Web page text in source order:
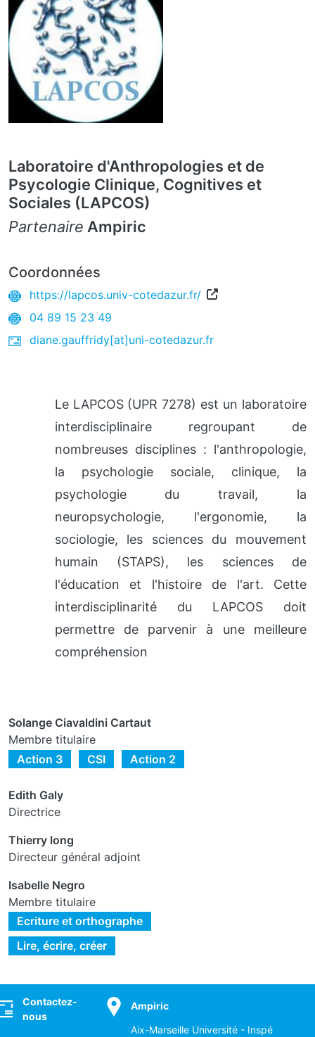
Laboratoire d'Anthropologies et de
Psycologie Clinique, Cognitives et
Sociales (LAPCOS)
Partenaire Ampiric
Coordonnées
https://lapcos.univ-cotedazur.fr/
04 89 15 23 49
diane.gauffridy[at]uni-cotedazur.fr
Le LAPCOS (UPR 7278) est un laboratoire
interdisciplinaire regroupant de
nombreuses disciplines : l'anthropologie,
la psychologie sociale, clinique, la
psychologie du travail, la
neuropsychologie, l'ergonomie, la
sociologie, les sciences du mouvement
humain (STAPS), les sciences de
l'éducation et l'histoire de l'art. Cette
interdisciplinarité du LAPCOS doit
permettre de parvenir à une meilleure
compréhension
Solange Ciavaldini Cartaut
Membre titulaire
Action 3
CSI Action 2
Edith Galy
Directrice
Thierry long
Directeur général adjoint
Isabelle Negro
Membre titulaire
Ecriture et orthographe
Lire, écrire, créer
Contactez-
nous
Ampiric
Aix-Marseille Université - Inspé